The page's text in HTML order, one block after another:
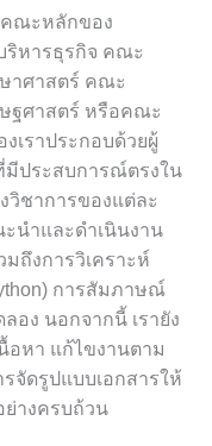
ณะหลักของ
ริหารธุรกิจ คณะ
าศาสตร์ คณะ
ฐศาสตร์ หรือคณะ
เราประกอบด้วยผู้
มีประสบการณ์ตรงใน
วิชาการของแต่ละ
นำและดำเนินงาน
ถึงการวิเคราะห์
การสัมภาษณ์
อง นอกจากนี้ เรายัง
อหา แก้ไขงานตาม
จัดรูปแบบเอกสารให้
างครบถ้วน